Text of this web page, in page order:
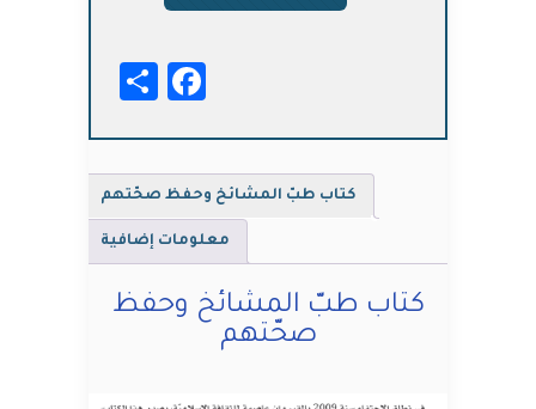
Facebook
كتاب طبّ المشائخ وحفظ صحّتهم
معلومات إضافية
كتاب طبّ المشائخ وحفظ
صحّتهم